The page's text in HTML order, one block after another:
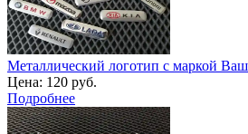
Металлический логотип с маркой
Цена: 120 руб.
Подробнее